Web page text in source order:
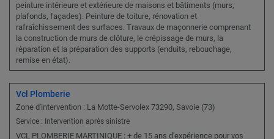
peinture intérieure et extérieure de maisons et bâtiments (murs,
plafonds, façades). Peinture de toiture, rénovation et
rafraîchissement des surfaces. Travaux de maçonnerie comprenant
la construction de murs de clôture, le crépissage de murs, la
réparation et la préparation des supports (enduits, rebouchage,
remise en état).
Vcl Plomberie
Zone d'intervention : La Motte-Servolex 73290, Savoie (73)
Service : Intervention après sinistre
VCL PLOMBERIE MARTINIQUE : + de 15 ans d'expérience pour vos